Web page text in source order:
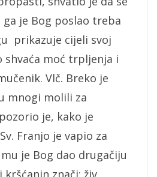
je Bog poslao treba
prikazuje cijeli svoj
shvaća moć trpljenja i
Vlč. Breko je
mnogi molili za
je, kako je
Franjo je vapio za
je Bog dao drugačiju
znači: živ